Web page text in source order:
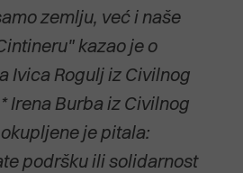
zemlju, već i naše
kazao je o
Ivica Rogulj iz Civilnog
Irena Burba iz Civilnog
je pitala:
podršku ili solidarnost